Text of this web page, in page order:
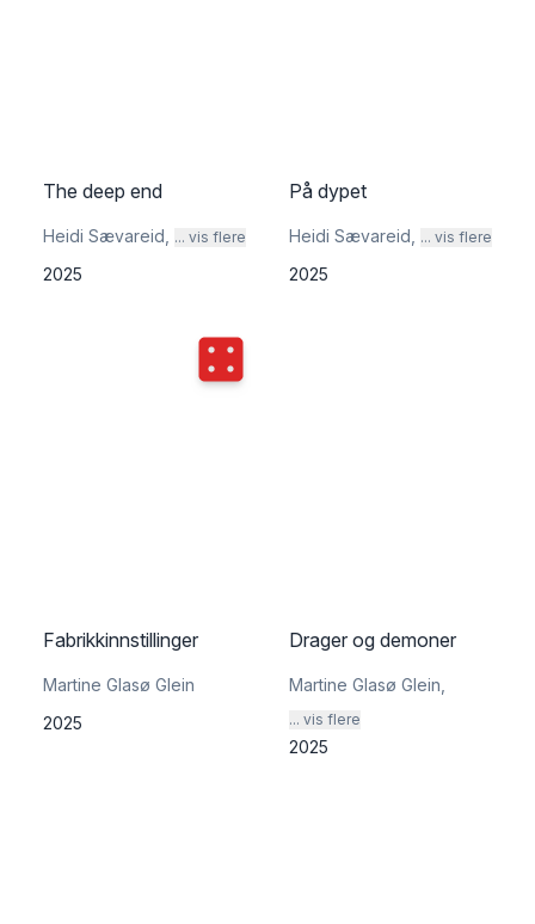
The deep end
Heidi Sævareid ... vis flere
2025
På dypet
Heidi Sævareid ... vis flere
2025
Terningkast
Fabrikkinnstillinger
Martine Glasø Glein
2025
Drager og demoner
Martine Glasø Glein
... vis flere
2025